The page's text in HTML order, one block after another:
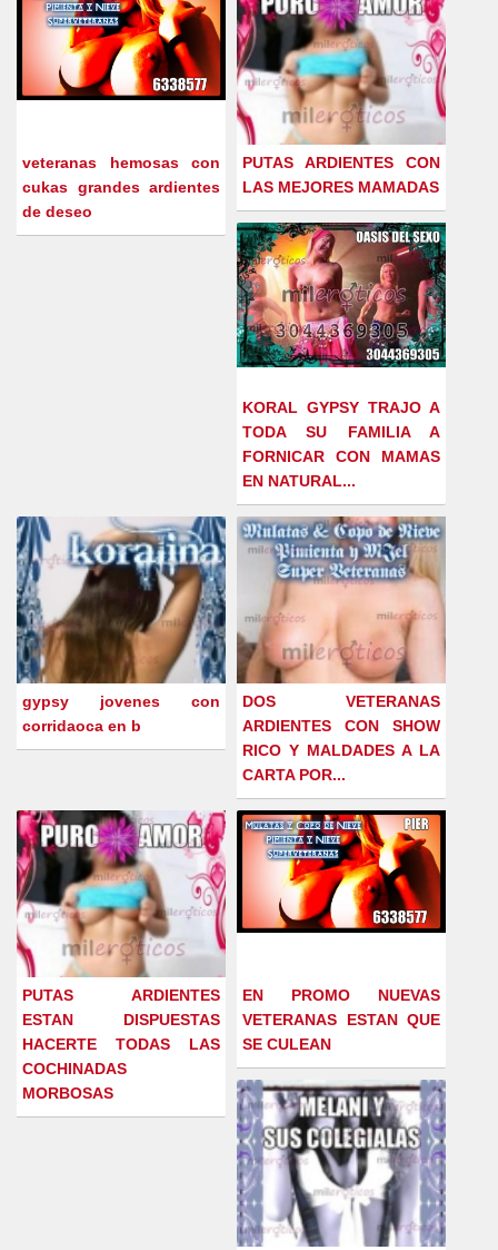
veteranas hemosas con
cukas grandes ardientes
de deseo
PUTAS ARDIENTES CON
LAS MEJORES MAMADAS
KORAL GYPSY TRAJO A
TODA SU FAMILIA A
FORNICAR CON MAMAS
EN NATURAL...
gypsy jovenes con
corridaoca en b
DOS VETERANAS
ARDIENTES CON SHOW
RICO Y MALDADES A LA
CARTA POR...
PUTAS ARDIENTES
ESTAN DISPUESTAS
HACERTE TODAS LAS
COCHINADAS
MORBOSAS
EN PROMO NUEVAS
VETERANAS ESTAN QUE
SE CULEAN